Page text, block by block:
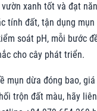
xanh tốt và đạt
tính đất, tận dụng
soát pH, mỗi bước
cho cây phát triển.
mụn dừa đóng bao,
trộn đất màu, hãy